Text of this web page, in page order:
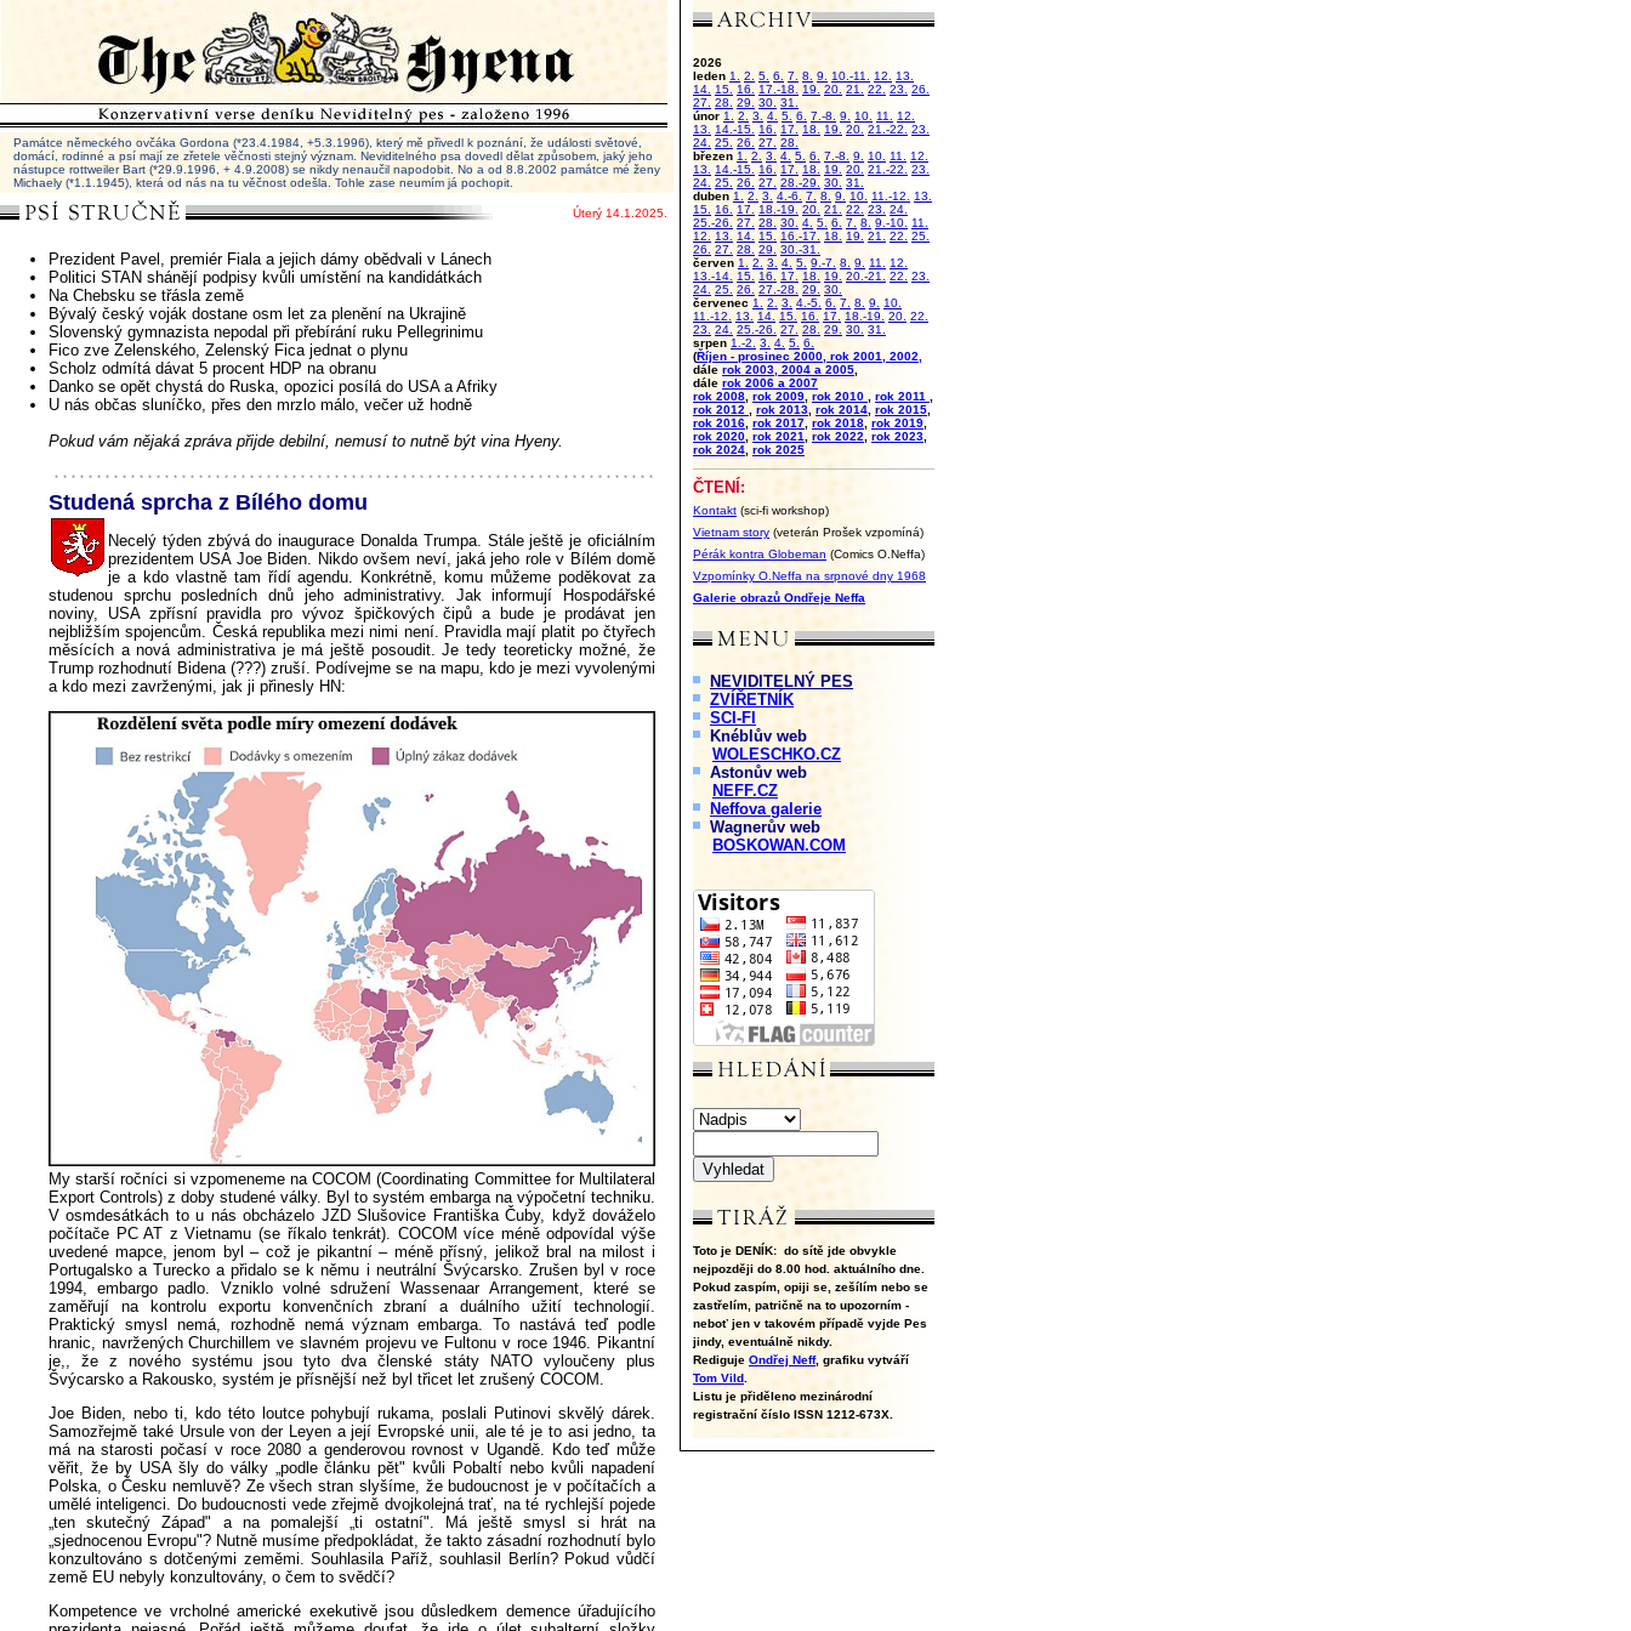
2026
leden 1. 2. 5. 6. 7. 8. 9. 10.-11. 12.
13.
14.
15. 16. 17.-18. 19. 20. 21. 22. 23.
26.
27.
28. 29. 30. 31.
únor 1. 2. 3. 4. 5. 6. 7.-8. 9. 10. 11.
12.
13.
14.-15. 16. 17. 18. 19. 20. 21.-22.
23.
24. 25. 26. 27.
28.
březen 1. 2. 3. 4. 5. 6. 7.-8. 9. 10. 11.
12.
13.
14.-15. 16. 17. 18. 19. 20. 21.-22.
23.
24. 25. 26. 27. 28.-29. 30. 31.
duben 1. 2. 3. 4.-6. 7. 8. 9. 10. 11.-12.
13.
15.
16. 17. 18.-19. 20. 21. 22. 23.
24.
25.-26.
27. 28. 30. 4. 5. 6. 7. 8. 9.-10.
11.
12.
13. 14. 15. 16.-17. 18. 19. 21. 22.
25.
26.
27. 28. 29.
30.-31.
červen 1. 2. 3. 4. 5. 9.-7. 8. 9. 11.
12.
13.-14.
15. 16. 17. 18. 19. 20.-21. 22.
23.
24. 25. 26. 27.-28. 29.
30.
červenec 1. 2. 3. 4.-5. 6. 7. 8. 9.
10.
11.-12.
13. 14. 15. 16. 17. 18.-19. 20. 22.
23.
24. 25.-26. 27. 28. 29. 30. 31.
srpen 1.-2. 3. 4. 5. 6.
(Říjen - prosinec 2000, rok 2001, 2002,
dále rok 2003, 2004 a 2005
dále rok 2006 a 2007
rok 2008 rok 2009 rok 2010 rok 2011
rok 2012
rok 2013 rok 2014 rok 2015
rok 2016 rok 2017 rok 2018 rok 2019
rok 2020 rok 2021 rok 2022 rok 2023
rok 2024 rok 2025
ČTENÍ:
Kontakt (sci-fi workshop)
Vietnam story (veterán Prošek vzpomíná)
Pérák kontra Globeman (Comics O.Neffa)
Vzpomínky O.Neffa na srpnové dny 1968
Galerie obrazů Ondřeje Neffa
NEVIDITELNÝ PES
ZVÍŘETNÍK
SCI-FI
Knéblův web
WOLESCHKO.CZ
Astonův web
NEFF.CZ
Neffova galerie
Wagnerův web
BOSKOWAN.COM
Toto je DENÍK: do sítě jde obvykle
nejpozději do 8.00 hod. aktuálního dne.
Pokud zaspím, opiji se, zešílím nebo se
zastřelím, patričně na to upozorním -
neboť jen v takovém případě vyjde Pes
jindy, eventuálně nikdy.
Rediguje Ondřej Neff, grafiku vytváří
Tom Vild
Listu je přiděleno mezinárodní
registrační číslo ISSN 1212-673X.
Památce německého ovčáka Gordona (*23.4.1984, +5.3.1996), který mě přivedl k poznání, že události světové,
domácí, rodinné a psí mají ze zřetele věčnosti stejný význam. Neviditelného psa dovedl dělat způsobem, jaký jeho
nástupce rottweiler Bart (*29.9.1996, + 4.9.2008) se nikdy nenaučil napodobit. No a od 8.8.2002 památce mé ženy
Michaely (*1.1.1945), která od nás na tu věčnost odešla. Tohle zase neumím já pochopit.
Úterý 14.1.2025.
Prezident Pavel, premiér Fiala a jejich dámy obědvali v Lánech
Politici STAN shánějí podpisy kvůli umístění na kandidátkách
Na Chebsku se třásla země
Bývalý český voják dostane osm let za plenění na Ukrajině
Slovenský gymnazista nepodal při přebírání ruku Pellegrinimu
Fico zve Zelenského, Zelenský Fica jednat o plynu
Scholz odmítá dávat 5 procent HDP na obranu
Danko se opět chystá do Ruska, opozici posílá do USA a Afriky
U nás občas sluníčko, přes den mrzlo málo, večer už hodně
Pokud vám nějaká zpráva přijde debilní, nemusí to nutně být vina Hyeny.
Studená sprcha z Bílého domu
Necelý týden zbývá do inaugurace Donalda Trumpa. Stále ještě je oficiálním
prezidentem USA Joe Biden. Nikdo ovšem neví, jaká jeho role v Bílém domě
je a kdo vlastně tam řídí agendu. Konkrétně, komu můžeme poděkovat za
studenou sprchu posledních dnů jeho administrativy. Jak informují Hospodářské
noviny, USA zpřísní pravidla pro vývoz špičkových čipů a bude je prodávat jen
nejbližším spojencům. Česká republika mezi nimi není. Pravidla mají platit po čtyřech
měsících a nová administrativa je má ještě posoudit. Je tedy teoreticky možné, že
Trump rozhodnutí Bidena (???) zruší. Podívejme se na mapu, kdo je mezi vyvolenými
a kdo mezi zavrženými, jak ji přinesly HN:
My starší ročníci si vzpomeneme na COCOM (Coordinating Committee for Multilateral
Export Controls) z doby studené války. Byl to systém embarga na výpočetní techniku.
V osmdesátkách to u nás obcházelo JZD Slušovice Františka Čuby, když dováželo
počítače PC AT z Vietnamu (se říkalo tenkrát). COCOM více méně odpovídal výše
uvedené mapce, jenom byl – což je pikantní – méně přísný, jelikož bral na milost i
Portugalsko a Turecko a přidalo se k němu i neutrální Švýcarsko. Zrušen byl v roce
1994, embargo padlo. Vzniklo volné sdružení Wassenaar Arrangement, které se
zaměřují na kontrolu exportu konvenčních zbraní a duálního užití technologií.
Praktický smysl nemá, rozhodně nemá význam embarga. To nastává teď podle
hranic, navržených Churchillem ve slavném projevu ve Fultonu v roce 1946. Pikantní
je,, že z nového systému jsou tyto dva členské státy NATO vyloučeny plus
Švýcarsko a Rakousko, systém je přísnější než byl třicet let zrušený COCOM.
Joe Biden, nebo ti, kdo této loutce pohybují rukama, poslali Putinovi skvělý dárek.
Samozřejmě také Ursule von der Leyen a její Evropské unii, ale té je to asi jedno, ta
má na starosti počasí v roce 2080 a genderovou rovnost v Ugandě. Kdo teď může
věřit, že by USA šly do války „podle článku pět" kvůli Pobaltí nebo kvůli napadení
Polska, o Česku nemluvě? Ze všech stran slyšíme, že budoucnost je v počítačích a
umělé inteligenci. Do budoucnosti vede zřejmě dvojkolejná trať, na té rychlejší pojede
„ten skutečný Západ" a na pomalejší „ti ostatní". Má ještě smysl si hrát na
„sjednocenou Evropu"? Nutně musíme předpokládat, že takto zásadní rozhodnutí bylo
konzultováno s dotčenými zeměmi. Souhlasila Paříž, souhlasil Berlín? Pokud vůdčí
země EU nebyly konzultovány, o čem to svědčí?
Kompetence ve vrcholné americké exekutivě jsou důsledkem demence úřadujícího